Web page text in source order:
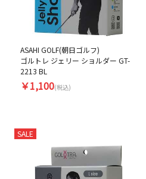
ASAHI GOLF(朝日ゴルフ)
ゴルトレ ジェリー ショルダー GT-
2213 BL
￥1,100(税込)
SALE